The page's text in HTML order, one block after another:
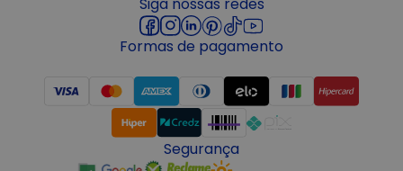
Formas de pagamento
Segurança